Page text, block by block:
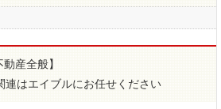
産全般】
連はエイブルにお任せください